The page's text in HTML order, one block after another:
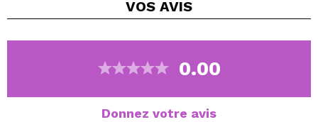
shampooing aide à stimuler les racines des cheveux,
améliorant leur force.
le romarin et la caféine activent le cuir chevelu et
VOS AVIS
0.00
Donnez votre avis